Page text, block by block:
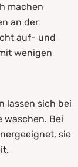
machen
an der
auf- und
wenigen
lassen sich bei
waschen. Bei
sie